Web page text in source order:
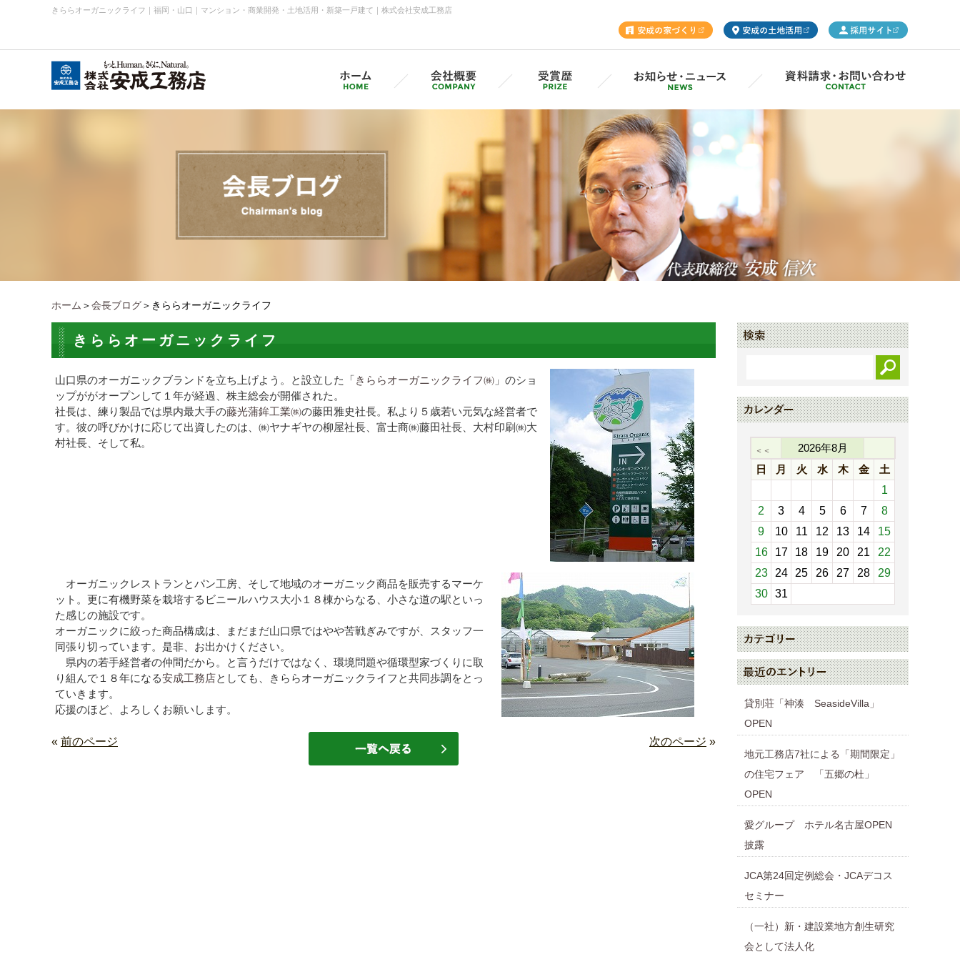
きららオーガニックライフ ｜ 福岡・山口｜マンション・商業開発・土地活用・新築一戸建て｜株式会社安成工務店
安成工務店・各支店 グループ概要
事業内容実績 SDGsの取り組み
採用情報（採用サイトへ）
ホーム ＞会長ブログ＞きららオーガニックライフ
きららオーガニックライフ
山口県のオーガニックブランドを立ち上げよう。と設立した「きららオーガニックライフ㈱ 」のショ
ップががオープンして１年が経過、株主総会が開催された。
社長は、練り製品では県内最大手の藤光蒲鉾工業㈱の藤田雅史社長。私より５歳若い元気な経営者で
す。彼の呼びかけに応じて出資したのは、㈱ヤナギヤの柳屋社長、富士商㈱藤田社長、大村印刷㈱大
村社長、そして私。
オーガニックレストランとパン工房、そして地域のオーガニック商品を販売するマーケ
ット。更に有機野菜を栽培するビニールハウス大小１８棟からなる、小さな道の駅といっ
た感じの施設です。
オーガニックに絞った商品構成は、まだまだ山口県ではやや苦戦ぎみですが、スタッフ一
同張り切っています。是非、お出かけください。
県内の若手経営者の仲間だから。と言うだけではなく、環境問題や循環型家づくりに取
り組んで１８年になる安成工務店としても、きららオーガニックライフと共同歩調をとっ
ていきます。
応援のほど、よろしくお願いします。
« 前のページ 次のページ »
2026年8月
日
月 火 水 木 金
土
1
2
3 4 5 6 7
8
9
10 11 12 13 14
15
16
17 18 19 20 21
22
23
24 25 26 27 28
29
30
31
＜＜
貸別荘「神湊 SeasideVilla」
OPEN
地元工務店7社による「期間限定」
の住宅フェア 「五郷の杜」
OPEN
愛グループ ホテル名古屋OPEN
披露
JCA第24回定例総会・JCAデコス
セミナー
（一社）新・建設業地方創生研究
会として法人化